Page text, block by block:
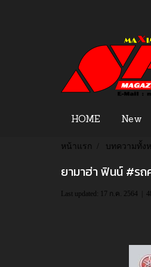
HOME New
หน้าแรก บทความทั้ง
ยามาฮ่า ฟินน์ #ร
Last updated: 17 ก.ค. 2564